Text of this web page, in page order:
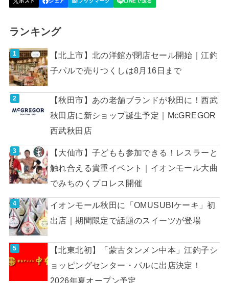
ランキング
【北上市】北の洋館が閉店セール開始｜江釣
子パルで売りつくしは8月16日まで
【秋田市】あの老舗ブランドが秋田に！西武
秋田店に新ショップ誕生予定｜McGREGOR
西武秋田店
【大仙市】子どもも参加できる！レスラーと
触れ合える貴重イベント｜イオンモール大曲
でみちのくプロレス開催
イオンモール秋田に「OMUSUBIケーキ」初
出店｜期間限定で話題のスイーツが登場
【北東北初】「蒙古タンメン中本」江釣子シ
ョッピングセンター・パルに出店決定！
2026年夏オープン予定